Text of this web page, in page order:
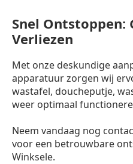
Snel Ontstoppen:
Verliezen
Met onze deskundige
apparatuur zorgen wij
wastafel, doucheputje,
weer optimaal
Neem vandaag nog
voor een betrouwbare
Winksele.